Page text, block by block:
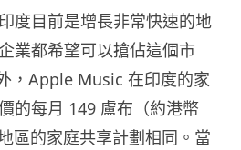
度目前是增長非常快速的地
業都希望可以搶佔這個市
，Apple Music 在印度的家
的每月 149 盧布（約港幣
區的家庭共享計劃相同。當